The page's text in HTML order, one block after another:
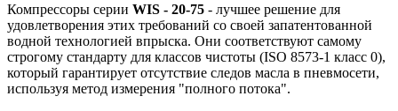
Компрессоры серии WIS - 20-75 - лучшее решение для
удовлетворения этих требований со своей запатентованной
водной технологией впрыска. Они соответствуют самому
строгому стандарту для классов чистоты (ISO 8573-1 класс 0),
который гарантирует отсутствие следов масла в пневмосети,
используя метод измерения "полного потока".